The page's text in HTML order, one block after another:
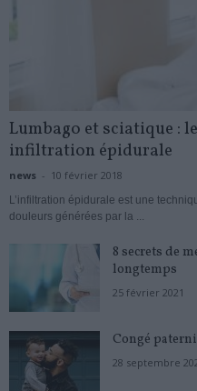
Lumbago et sciatique :
infiltration épidurale
news - 10 février 2018
L’infiltration épidurale est une
douleurs générées par la ...
8 secrets de
longtemps
25 février 2021
Congé
28 septembre